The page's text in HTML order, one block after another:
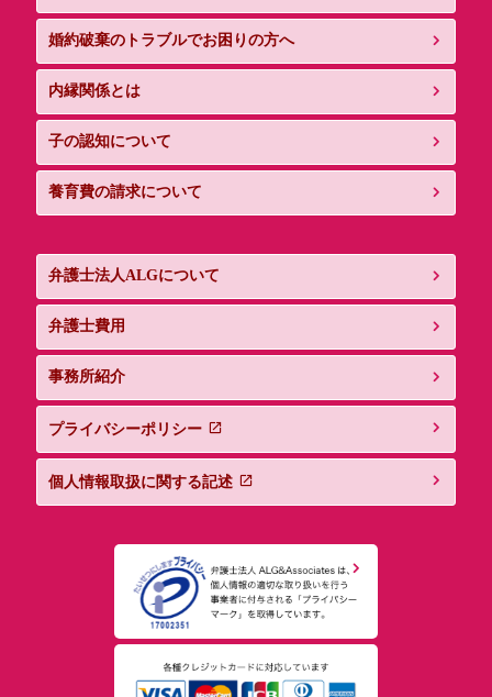
婚約破棄のトラブルでお困りの方へ
内縁関係とは
子の認知について
養育費の請求について
弁護士法人ALGについて
弁護士費用
事務所紹介
プライバシーポリシー
個人情報取扱に関する記述